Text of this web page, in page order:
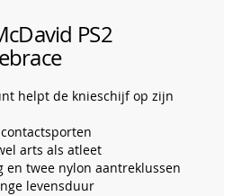
PS2
helpt de knieschijf op zijn
arts als atleet
en twee nylon aantreklussen
levensduur